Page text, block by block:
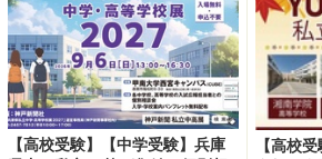
【高校受験】【中学受験】兵庫
【高校